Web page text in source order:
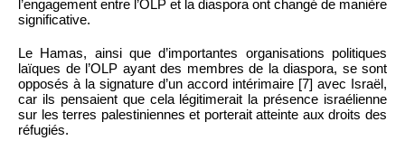
l’engagement entre l’OLP et la diaspora ont changé de manière
significative.
Le Hamas, ainsi que d’importantes organisations politiques
laïques de l’OLP ayant des membres de la diaspora, se sont
opposés à la signature d’un accord intérimaire [7] avec Israël,
car ils pensaient que cela légitimerait la présence israélienne
sur les terres palestiniennes et porterait atteinte aux droits des
réfugiés.